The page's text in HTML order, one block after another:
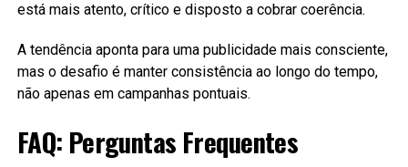
está mais atento, crítico e disposto a cobrar coerência.
A tendência aponta para uma publicidade mais consciente,
mas o desafio é manter consistência ao longo do tempo,
não apenas em campanhas pontuais.
FAQ: Perguntas Frequentes